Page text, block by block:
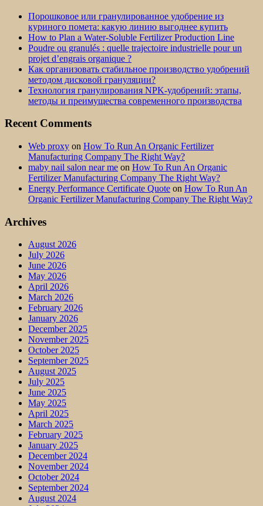
Порошковое или гранулированное удобрение из
куриного помета: какую линию выгоднее купить
How to Plan a Water-Soluble Fertilizer Production Line
Poudre ou granulés : quelle trajectoire industrielle pour un
projet d’engrais organique ?
Как организовать стабильное производство удобрений
методом дисковой грануляции?
Технология гранулирования NPK-удобрений: этапы,
методы и преимущества современного производства
Recent Comments
Web proxy on How To Run An Organic Fertilizer
Manufacturing Company The Right Way?
maby nail salon near me on How To Run An Organic
Fertilizer Manufacturing Company The Right Way?
Energy Performance Certificate Quote on How To Run An
Organic Fertilizer Manufacturing Company The Right Way?
Archives
August 2026
July 2026
June 2026
May 2026
April 2026
March 2026
February 2026
January 2026
December 2025
November 2025
October 2025
September 2025
August 2025
July 2025
June 2025
May 2025
April 2025
March 2025
February 2025
January 2025
December 2024
November 2024
October 2024
September 2024
August 2024